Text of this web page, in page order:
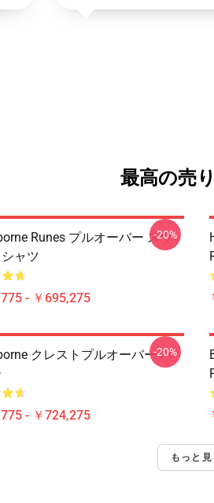
最高の売
Runes プルオーバー スウ
ャツ
- ￥695,275
-20%
クレストプルオーバー パ
- ￥724,275
-20%
もっと見